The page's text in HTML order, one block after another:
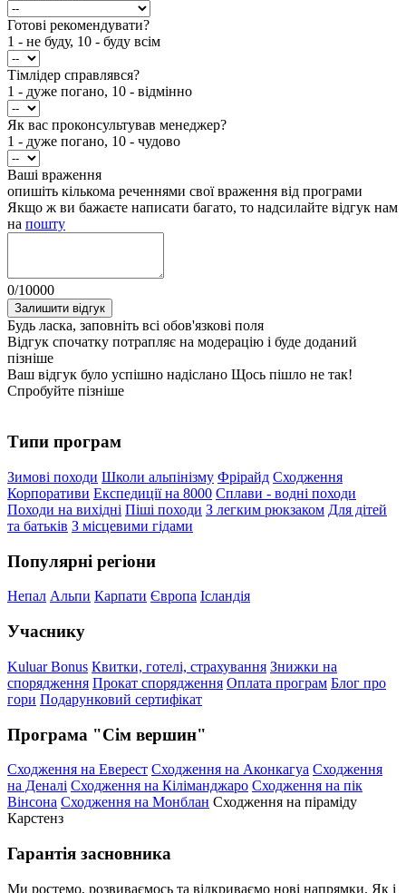
Готові рекомендувати?
1 - не буду, 10 - буду всім
Тімлідер справлявся?
1 - дуже погано, 10 - відмінно
Як вас проконсультував менеджер?
1 - дуже погано, 10 - чудово
Ваші враження
опишіть кількома реченнями свої враження від програми
Якщо ж ви бажаєте написати багато, то надсилайте відгук нам
на пошту
0/10000
Залишити відгук
Будь ласка, заповніть всі обов'язкові поля
Відгук спочатку потрапляє на модерацію і буде доданий
пізніше
Ваш відгук було успішно надіслано Щось пішло не так!
Спробуйте пізніше
Типи програм
Зимові походи Школи альпінізму Фрірайд Сходження
Корпоративи Експедиції на 8000 Сплави - водні походи
Походи на вихідні Піші походи З легким рюкзаком Для дітей
та батьків З місцевими гідами
Популярні регіони
Непал Альпи Карпати Європа Ісландія
Учаснику
Kuluar Bonus Квитки, готелі, страхування Знижки на
спорядження Прокат спорядження Оплата програм Блог про
гори Подарунковий сертифікат
Програма "Сім вершин"
Сходження на Еверест Сходження на Аконкагуа Сходження
на Деналі Сходження на Кіліманджаро Сходження на пік
Вінсона Сходження на Монблан Сходження на піраміду
Карстенз
Гарантія засновника
Ми ростемо, розвиваємось та відкриваємо нові напрямки. Як і